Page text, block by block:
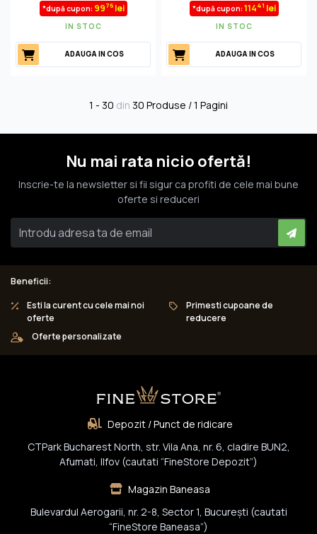
*după cupon: 9976lei
IN STOC
ADAUGA IN COS
*după cupon: 11441 lei
IN STOC
ADAUGA IN COS
1 - 30 din 30 Produse / 1 Pagini
Nu mai rata nicio ofertă!
Inscrie-te la newsletter si fii sigur ca profiti de cele mai bune
oferte si reduceri
Beneficii:
Esti la curent cu cele mai noi
oferte
Primesti cupoane de
reducere
Oferte personalizate
Depozit / Punct de ridicare
CTPark Bucharest North, str. Vila Ana, nr. 6, cladire BUN2,
Afumati, Ilfov (cautati “FineStore Depozit”)
Magazin Baneasa
Bulevardul Aerogarii, nr. 2-8, Sector 1, Bucureşti (cautati
“FineStore Baneasa”)